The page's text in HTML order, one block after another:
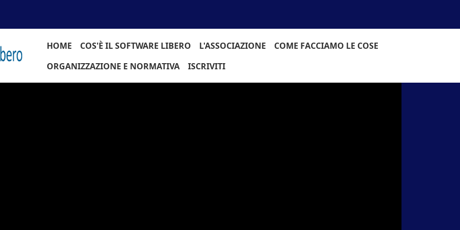
Navigazione principale
HOME COS'È IL SOFTWARE LIBERO L'ASSOCIAZIONE
COME FACCIAMO LE COSE
ORGANIZZAZIONE E NORMATIVA
ISCRIVITI